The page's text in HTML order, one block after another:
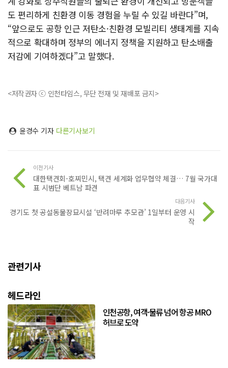
도 편리하게 친환경 이동 경험을 누릴 수 있길 바란다”며,
“앞으로도 공항 인근 저탄소·친환경 모빌리티 생태계를 지속
적으로 확대하며 정부의 에너지 정책을 지원하고 탄소배출
저감에 기여하겠다”고 말했다.
<저작권자 ⓒ 인천타임스, 무단 전재 및 재배포 금지>
윤경수 기자 다른기사보기
이전기사
대한택견회-호찌민시, 택견 세계화 업무협약 체결… 7월 국가대
표 시범단 베트남 파견
다음기사
경기도 첫 공설동물장묘시설 ‘반려마루 추모관’ 1일부터 운영 시
작
관련기사
헤드라인
인천공항, 여객·물류 넘어 항공 MRO
허브로 도약